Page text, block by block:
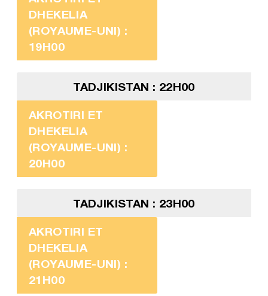
DHEKELIA
(ROYAUME-UNI) :
19H00
TADJIKISTAN : 22H00
AKROTIRI ET
DHEKELIA
(ROYAUME-UNI) :
20H00
TADJIKISTAN : 23H00
AKROTIRI ET
DHEKELIA
(ROYAUME-UNI) :
21H00